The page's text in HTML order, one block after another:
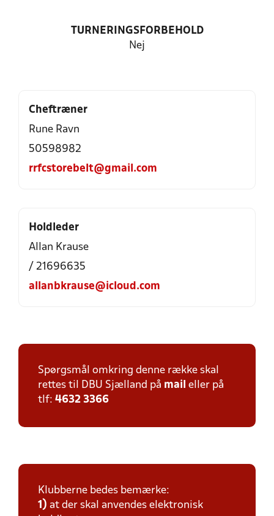
TURNERINGSFORBEHOLD
Nej
Cheftræner
Rune Ravn
50598982
rrfcstorebelt@gmail.com
Holdleder
Allan Krause
/ 21696635
allanbkrause@icloud.com
Spørgsmål omkring denne række skal
rettes til DBU Sjælland på mail eller på
tlf: 4632 3366
Klubberne bedes bemærke:
1) at der skal anvendes elektronisk